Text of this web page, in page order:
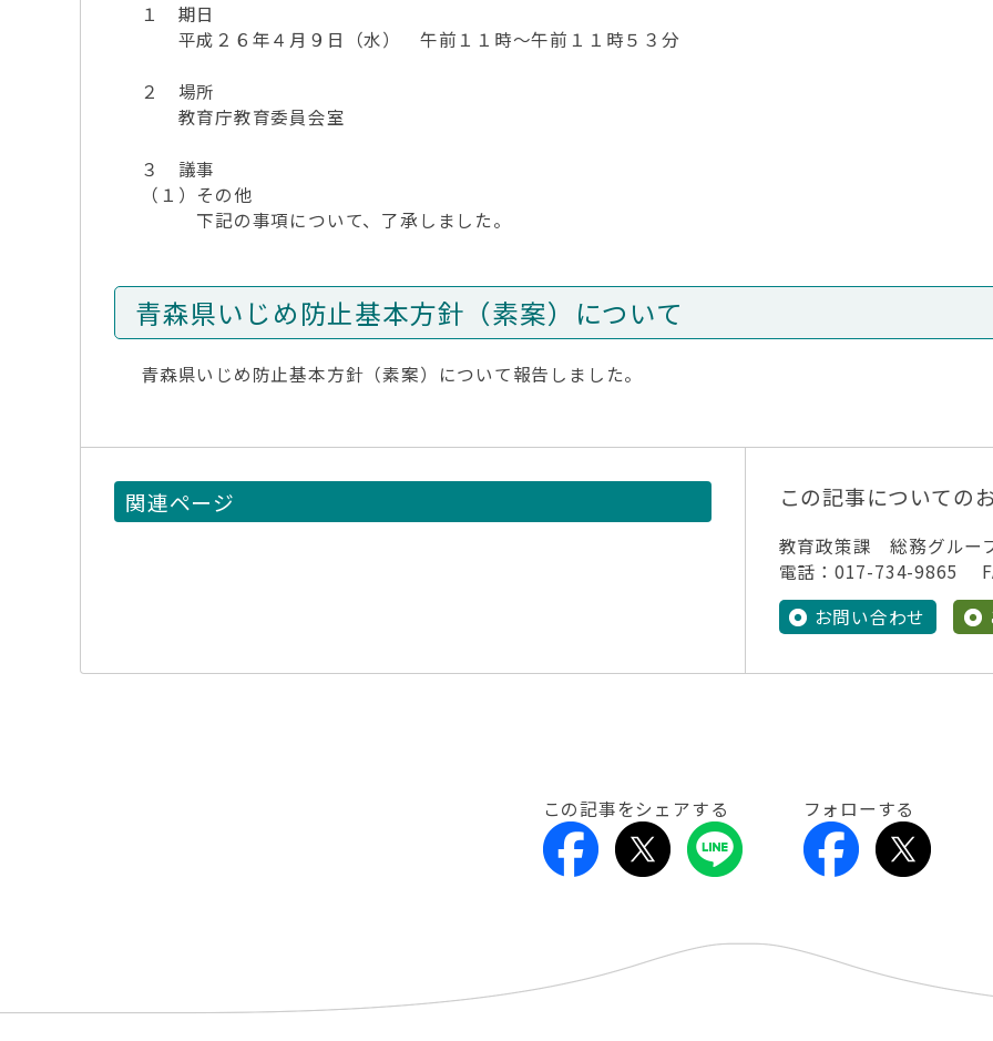
１ 期日
平成２６年４月９日（水） 午前１１時～午前１１時５３分
２ 場所
教育庁教育委員会室
３ 議事
（１）その他
下記の事項について、了承しました。
青森県いじめ防止基本方針（素案）について
青森県いじめ防止基本方針（素案）について報告しました。
関連ページ この記事についての
教育政策課 総務グルー
電話：017-734-9865
お問い合わせ
この記事をシェアする フォローする